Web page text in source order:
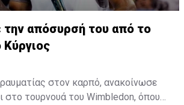
απόσυρσή του από το
στον καρπό, ανακοίνωσε
στο τουρνουά του Wimbledon, όπου